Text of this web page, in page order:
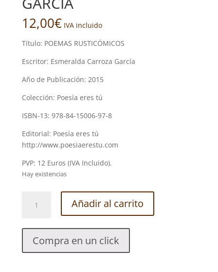
12,00€ IVA incluido
Título: POEMAS RUSTICÓMICOS
Escritor: Esmeralda Carroza García
Año de Publicación: 2015
Colección: Poesía eres tú
ISBN-13: 978-84-15006-97-8
Editorial: Poesía eres tú
http://www.poesiaerestu.com
PVP: 12 Euros (IVA Incluido).
Hay existencias
RUSTICÓMICOS.
CARROZA
GARCÍA
cantidad
Añadir al carrito
Compra en un click